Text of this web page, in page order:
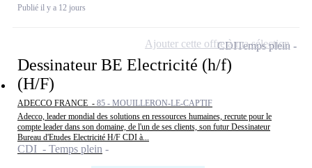
Publié il y a 12 jours
Dessinateur BE Electricité (h/f)
(H/F)
ADECCO FRANCE - 85 - MOUILLERON-LE-CAPTIF
Adecco, leader mondial des solutions en ressources humaines, recrute pour le
compte leader dans son domaine, de l'un de ses clients, son futur Dessinateur
Bureau d'Etudes Electricité H/F CDI à...
CDI - Temps plein
CDITemps plein
Ajouter cette offre à ma sélection